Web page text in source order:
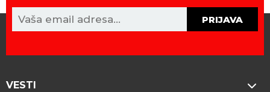
PRIJAVA
VESTI